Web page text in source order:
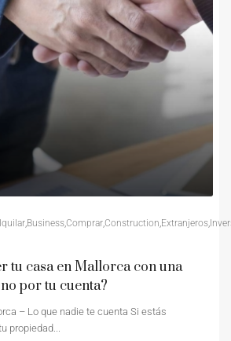
,Business,Comprar,Construction,Extranjeros,
tu casa en Mallorca con una
por tu cuenta?
– Lo que nadie te cuenta Si estás
propiedad...